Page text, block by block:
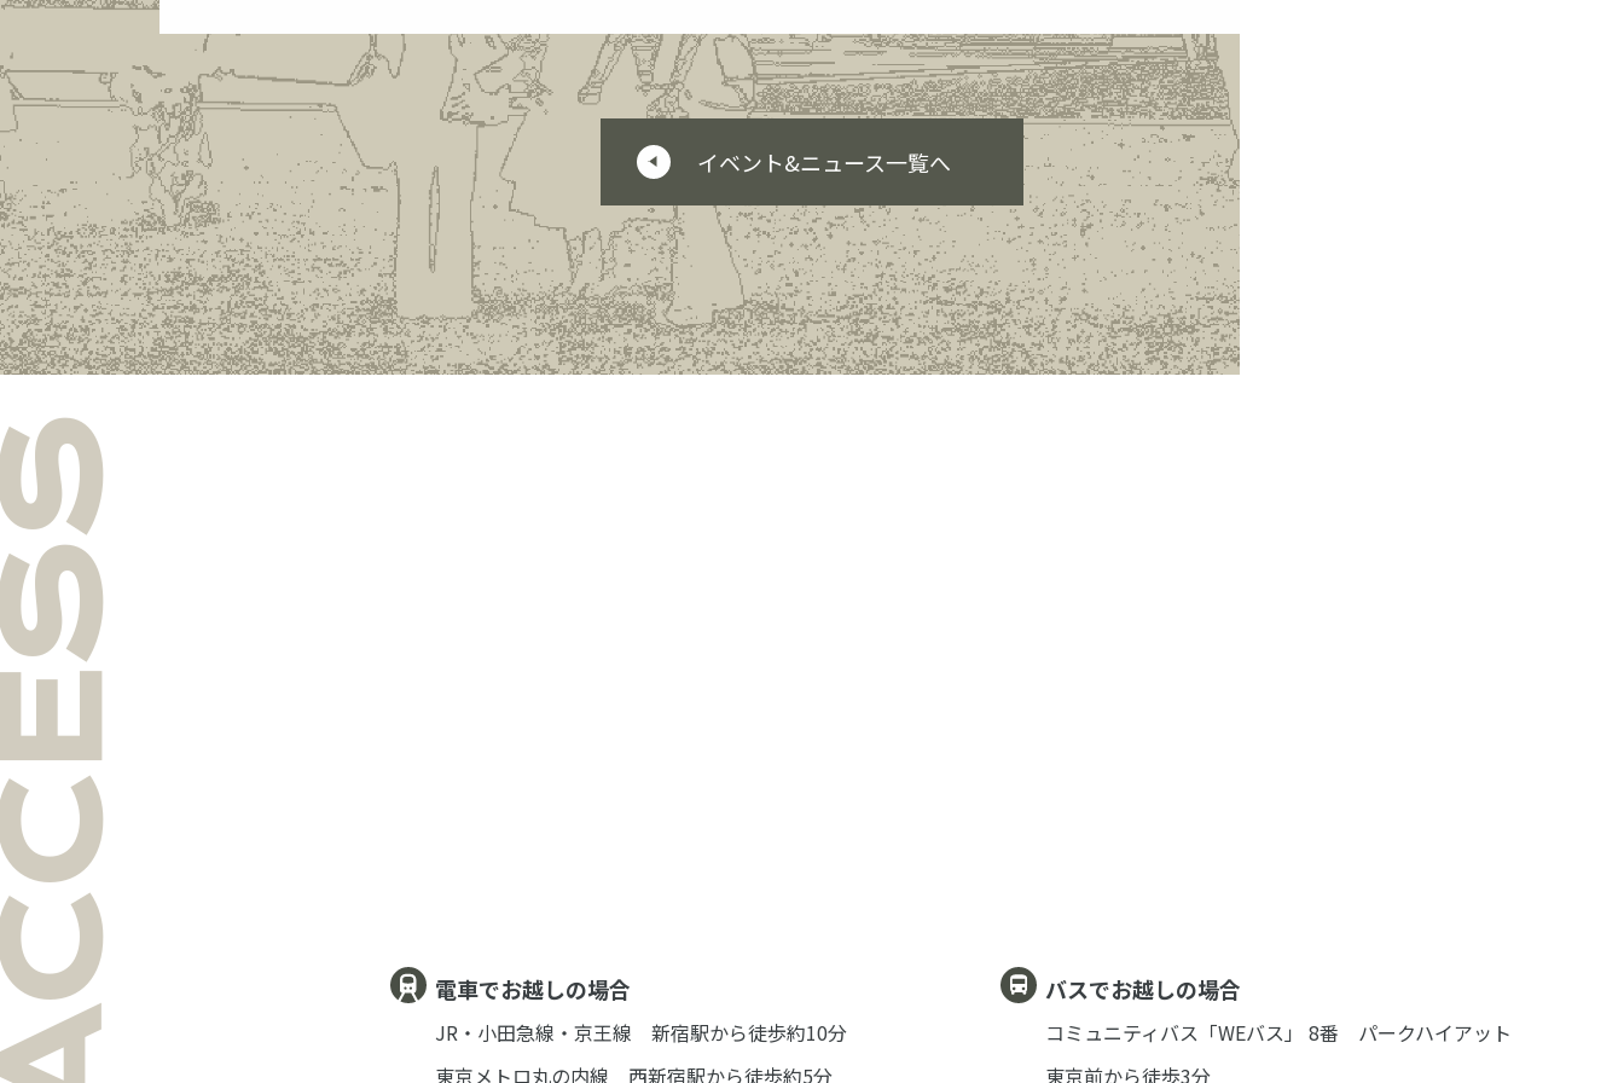
イベント&ニュース一覧へ
電車でお越しの場合
JR・小田急線・京王線 新宿駅から徒歩約10分
東京メトロ丸の内線 西新宿駅から徒歩約5分
バスでお越しの場合
コミュニティバス「WEバス」 8番 パークハイアット
東京前から徒歩3分